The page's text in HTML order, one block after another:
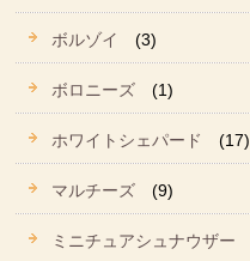
ボルゾイ (3)
ボロニーズ (1)
ホワイトシェパード (17)
マルチーズ (9)
ミニチュアシュナウザー